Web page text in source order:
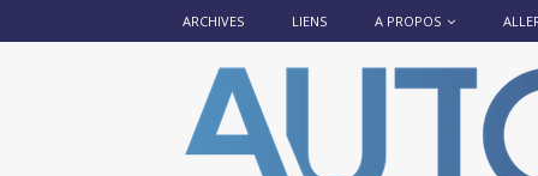
ARCHIVES LIENS A PROPOS